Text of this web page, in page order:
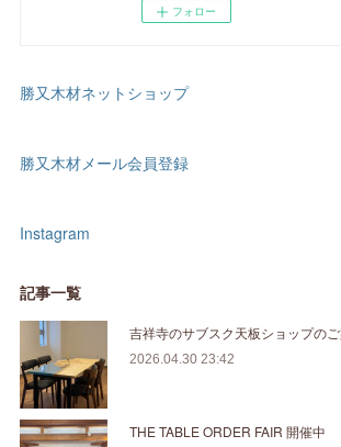
フォロー
勝又木材ネットショップ
勝又木材メール会員登録
Instagram
記事一覧
吉祥寺のサブスク天板ショップの
2026.04.30 23:42
THE TABLE ORDER FAIR 開催中